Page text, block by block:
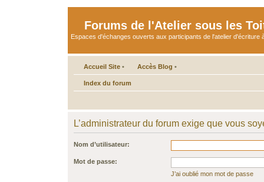
Forums de l'Atelier sous les
Espaces d'échanges ouverts aux participants de l'atelier d'écriture
Accueil Site • Accès Blog •
Index du forum
L’administrateur du forum exige que vous
Nom d’utilisateur:
Mot de passe:
J’ai oublié mon mot de passe